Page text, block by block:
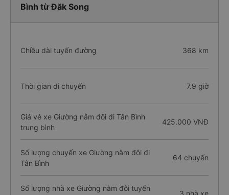
Bình từ Đăk Song
Chiều dài tuyến đường 368 km
Thời gian di chuyển 7.9 giờ
Giá vé xe Giường nằm đôi đi Tân Bình
trung bình
425.000 VNĐ
Số lượng chuyến xe Giường nằm đôi đi
Tân Bình
64 chuyến
Số lượng nhà xe Giường nằm đôi tuyến
3 nhà xe